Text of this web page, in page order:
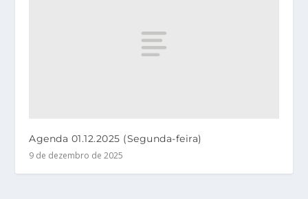
Agenda 01.12.2025 (Segunda-feira)
9 de dezembro de 2025